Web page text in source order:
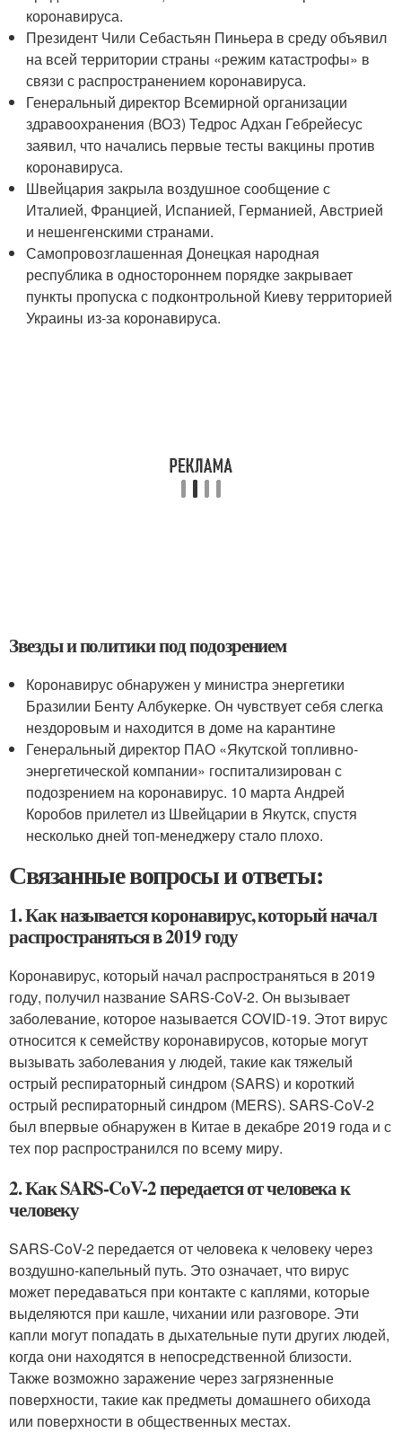
коронавируса.
Президент Чили Себастьян Пиньера в среду объявил
на всей территории страны «режим катастрофы» в
связи с распространением коронавируса.
Генеральный директор Всемирной организации
здравоохранения (ВОЗ) Тедрос Адхан Гебрейесус
заявил, что начались первые тесты вакцины против
коронавируса.
Швейцария закрыла воздушное сообщение с
Италией, Францией, Испанией, Германией, Австрией
и нешенгенскими странами.
Самопровозглашенная Донецкая народная
республика в одностороннем порядке закрывает
пункты пропуска с подконтрольной Киеву территорией
Украины из-за коронавируса.
Звезды и политики под подозрением
Коронавирус обнаружен у министра энергетики
Бразилии Бенту Албукерке. Он чувствует себя слегка
нездоровым и находится в доме на карантине
Генеральный директор ПАО «Якутской топливно-
энергетической компании» госпитализирован с
подозрением на коронавирус. 10 марта Андрей
Коробов прилетел из Швейцарии в Якутск, спустя
несколько дней топ-менеджеру стало плохо.
Связанные вопросы и ответы:
1. Как называется коронавирус, который начал
распространяться в 2019 году
Коронавирус, который начал распространяться в 2019
году, получил название SARS-CoV-2. Он вызывает
заболевание, которое называется COVID-19. Этот вирус
относится к семейству коронавирусов, которые могут
вызывать заболевания у людей, такие как тяжелый
острый респираторный синдром (SARS) и короткий
острый респираторный синдром (MERS). SARS-CoV-2
был впервые обнаружен в Китае в декабре 2019 года и с
тех пор распространился по всему миру.
2. Как SARS-CoV-2 передается от человека к
человеку
SARS-CoV-2 передается от человека к человеку через
воздушно-капельный путь. Это означает, что вирус
может передаваться при контакте с каплями, которые
выделяются при кашле, чихании или разговоре. Эти
капли могут попадать в дыхательные пути других людей,
когда они находятся в непосредственной близости.
Также возможно заражение через загрязненные
поверхности, такие как предметы домашнего обихода
или поверхности в общественных местах.